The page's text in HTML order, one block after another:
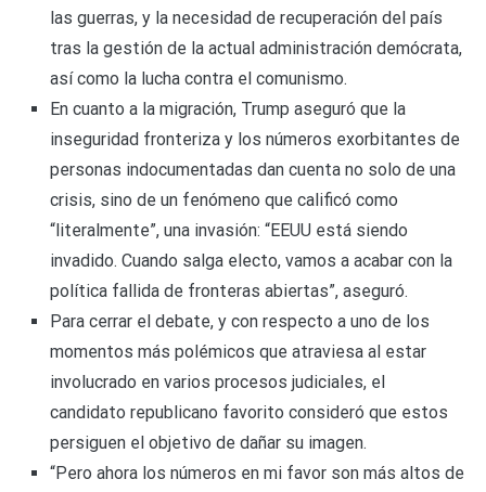
las guerras, y la necesidad de recuperación del país
tras la gestión de la actual administración demócrata,
así como la lucha contra el comunismo.
En cuanto a la migración, Trump aseguró que la
inseguridad fronteriza y los números exorbitantes de
personas indocumentadas dan cuenta no solo de una
crisis, sino de un fenómeno que calificó como
“literalmente”, una invasión: “EEUU está siendo
invadido. Cuando salga electo, vamos a acabar con la
política fallida de fronteras abiertas”, aseguró.
Para cerrar el debate, y con respecto a uno de los
momentos más polémicos que atraviesa al estar
involucrado en varios procesos judiciales, el
candidato republicano favorito consideró que estos
persiguen el objetivo de dañar su imagen.
“Pero ahora los números en mi favor son más altos de